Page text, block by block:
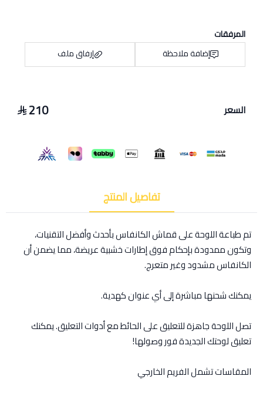
المرفقات
إضافة ملاحظة
إرفاق ملف
السعر 210
تفاصيل المنتج
تم طباعة اللوحة على قماش الكانفاس بأحدث وأفضل التقنيات،
وتكون ممدودة بإحكام فوق إطارات خشبية عريضة، مما يضمن أن
الكانفاس مشدود وغير متعرج.
يمكنك شحنها مباشرة إلى أي عنوان كهدية.
تصل اللوحة جاهزة للتعليق على الحائط مع أدوات التعليق. يمكنك
تعليق لوحتك الجديدة فور وصولها!
المقاسات تشمل الفريم الخارجي